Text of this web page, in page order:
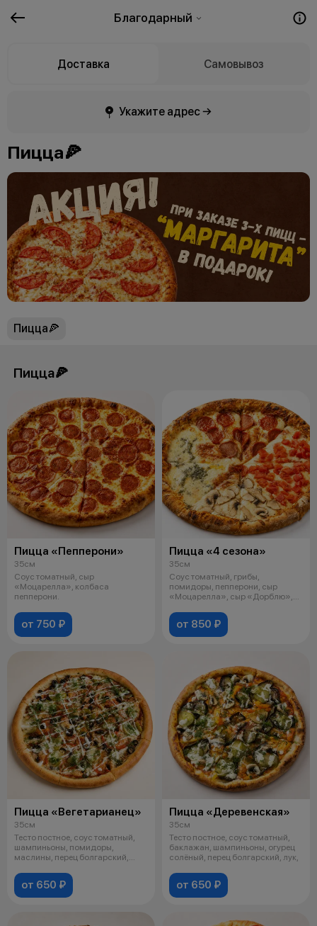
Благодарный
Доставка Самовывоз
Укажите адрес →
Пицца🍕
Пицца🍕
Пицца🍕
Пицца «Пепперони»
35см
Соус томатный, сыр
«Моцарелла», колбаса
пепперони.
от 750 ₽
Пицца «4 сезона»
35см
Соус томатный, грибы,
помидоры, пепперони, сыр
«Моцарелла», сыр «Дорблю»,
от 850 ₽
Пицца «Вегетарианец»
35см
Тесто постное, соус томатный,
шампиньоны, помидоры,
маслины, перец болгарский,
от 650 ₽
Пицца «Деревенская»
35см
Тесто постное, соус томатный,
баклажан, шампиньоны, огурец
солёный, перец болгарский, лук,
от 650 ₽